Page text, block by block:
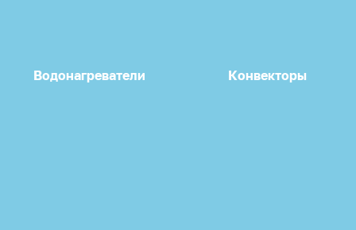
Водонагреватели Конвекторы